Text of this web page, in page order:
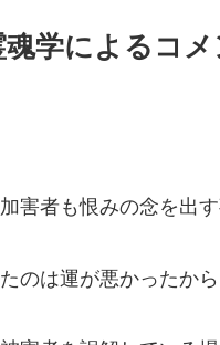
魂学によるコ
害者も恨みの念を出す
のは運が悪かったから